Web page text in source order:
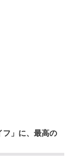
フ」に、最高の